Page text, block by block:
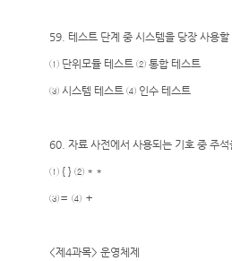
59. 테스트 단계 중 시스템을 당장 사용
① 단위모듈 테스트 ② 통합 테스트
③ 시스템 테스트 ④ 인수 테스트
60. 자료 사전에서 사용되는 기호 중 주
① { } ② * *
③＝ ④ ＋
<제4과목> 운영체제